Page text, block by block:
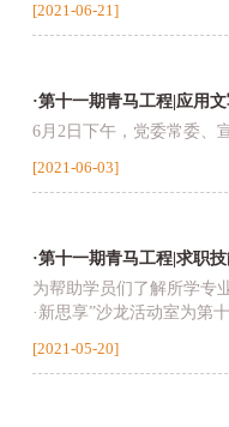
[2021-06-21]
·第十一期青马工程|应用
6月2日下午，党委常委、
[2021-06-03]
·第十一期青马工程|求职
为帮助学员们了解所学专
·新思享”沙龙活动室为第
[2021-05-20]